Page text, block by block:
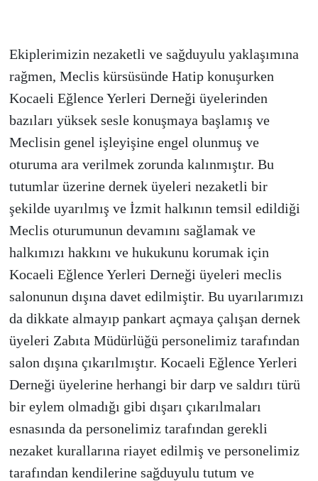
Ekiplerimizin nezaketli ve sağduyulu yaklaşımına
rağmen, Meclis kürsüsünde Hatip konuşurken
Kocaeli Eğlence Yerleri Derneği üyelerinden
bazıları yüksek sesle konuşmaya başlamış ve
Meclisin genel işleyişine engel olunmuş ve
oturuma ara verilmek zorunda kalınmıştır. Bu
tutumlar üzerine dernek üyeleri nezaketli bir
şekilde uyarılmış ve İzmit halkının temsil edildiği
Meclis oturumunun devamını sağlamak ve
halkımızı hakkını ve hukukunu korumak için
Kocaeli Eğlence Yerleri Derneği üyeleri meclis
salonunun dışına davet edilmiştir. Bu uyarılarımızı
da dikkate almayıp pankart açmaya çalışan dernek
üyeleri Zabıta Müdürlüğü personelimiz tarafından
salon dışına çıkarılmıştır. Kocaeli Eğlence Yerleri
Derneği üyelerine herhangi bir darp ve saldırı türü
bir eylem olmadığı gibi dışarı çıkarılmaları
esnasında da personelimiz tarafından gerekli
nezaket kurallarına riayet edilmiş ve personelimiz
tarafından kendilerine sağduyulu tutum ve